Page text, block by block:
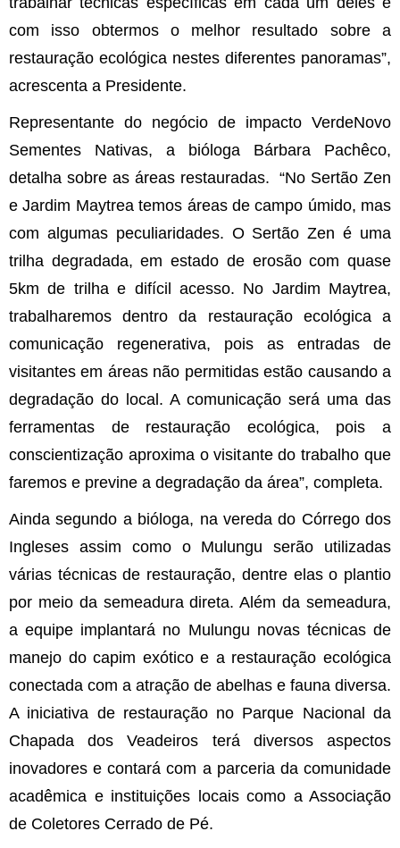
com isso obtermos o melhor resultado sobre a
restauração ecológica nestes diferentes panoramas”,
acrescenta a Presidente.
Representante do negócio de impacto VerdeNovo
Sementes Nativas, a bióloga Bárbara Pachêco,
detalha sobre as áreas restauradas. “No Sertão Zen
e Jardim Maytrea temos áreas de campo úmido, mas
com algumas peculiaridades. O Sertão Zen é uma
trilha degradada, em estado de erosão com quase
5km de trilha e difícil acesso. No Jardim Maytrea,
trabalharemos dentro da restauração ecológica a
comunicação regenerativa, pois as entradas de
visitantes em áreas não permitidas estão causando a
degradação do local. A comunicação será uma das
ferramentas de restauração ecológica, pois a
conscientização aproxima o visitante do trabalho que
faremos e previne a degradação da área”, completa.
Ainda segundo a bióloga, na vereda do Córrego dos
Ingleses assim como o Mulungu serão utilizadas
várias técnicas de restauração, dentre elas o plantio
por meio da semeadura direta. Além da semeadura,
a equipe implantará no Mulungu novas técnicas de
manejo do capim exótico e a restauração ecológica
conectada com a atração de abelhas e fauna diversa.
A iniciativa de restauração no Parque Nacional da
Chapada dos Veadeiros terá diversos aspectos
inovadores e contará com a parceria da comunidade
acadêmica e instituições locais como a Associação
de Coletores Cerrado de Pé.